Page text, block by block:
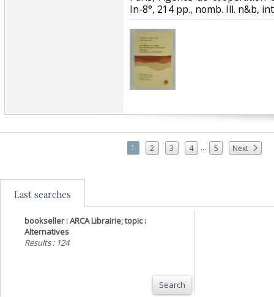
In-8°, 214 pp., nomb. Ill. n&b,
1 2 3 4 ... 5 Next
Last searches
bookseller : ARCA Librairie; topic :
Alternatives
Results : 124
Search